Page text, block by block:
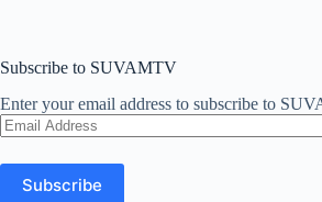
Subscribe to SUVAMTV
Enter your email address to subscribe to
Email
Address
Subscribe